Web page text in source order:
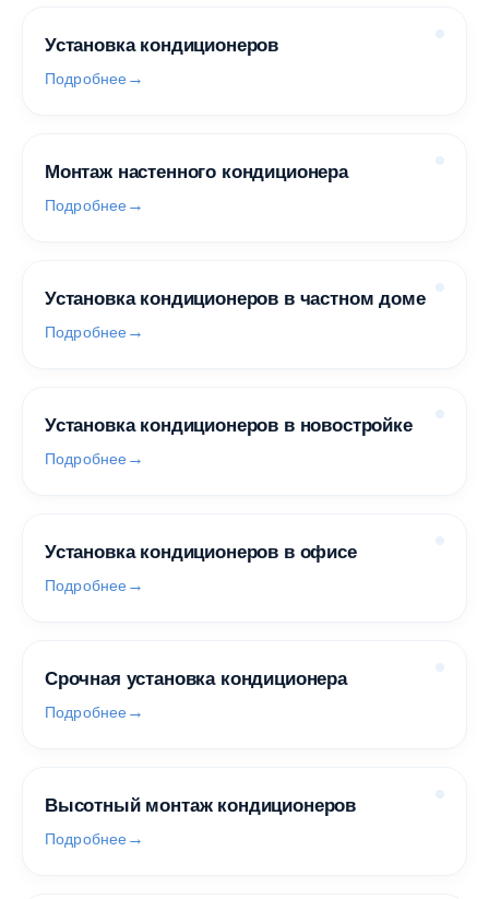
Установка кондиционеров
Подробнее
Монтаж настенного кондиционера
Подробнее
Установка кондиционеров в частном доме
Подробнее
Установка кондиционеров в новостройке
Подробнее
Установка кондиционеров в офисе
Подробнее
Срочная установка кондиционера
Подробнее
Высотный монтаж кондиционеров
Подробнее